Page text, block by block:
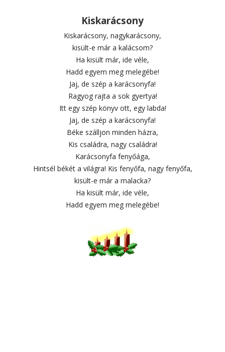
Kiskarácsony
Kiskarácsony, nagykarácsony,
kisült-e már a kalácsom?
Ha kisült már, ide véle,
Hadd egyem meg melegébe!
Jaj, de szép a karácsonyfa!
Ragyog rajta a sok gyertya!
Itt egy szép könyv ott, egy labda!
Jaj, de szép a karácsonyfa!
Béke szálljon minden házra,
Kis családra, nagy családra!
Karácsonyfa fenyőága,
Hintsél békét a világra! Kis fenyőfa, nagy fenyőfa,
kisült-e már a malacka?
Ha kisült már, ide véle,
Hadd egyem meg melegébe!